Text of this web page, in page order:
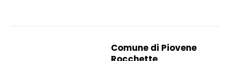
Comune di Piovene